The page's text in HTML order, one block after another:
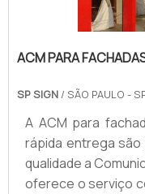
ACM PARA
SP SIGN / SÃO PAULO -
A ACM para
rápida entrega
qualidade a
oferece o serviço